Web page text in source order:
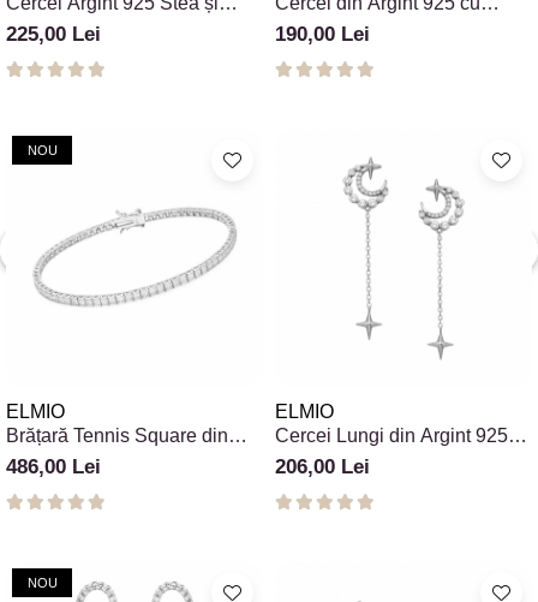
Lună Celestial cu Zirconii
Bayer
225,00 Lei
Zirconii Round Bar Circle
190,00 Lei
NOU
ELMIO
Brățară Tennis Square din
Argint 925
486,00 Lei
ELMIO
Cercei Lungi din Argint 925
Moonlight Dangle Star
206,00 Lei
NOU